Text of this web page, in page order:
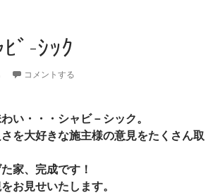
ﾞ-ｼｯｸ
コメントする
い・・・シャビ－シック。
を大好きな施主様の意見をたくさん取
家、完成です！
お見せいたします。